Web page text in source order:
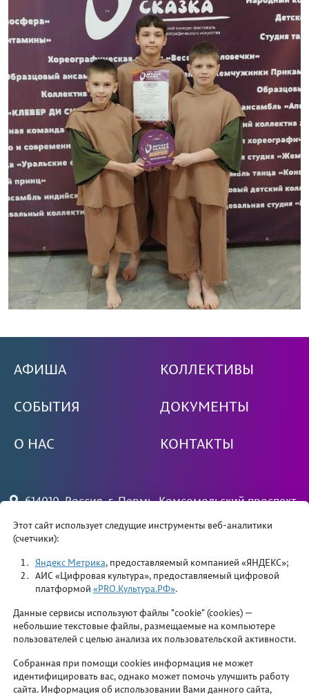
Этот сайт использует следущие инструменты веб-аналитики
(счетчики):
Яндекс Метрика, предоставляемый компанией «ЯНДЕКС»;
АИС «Цифровая культура», предоставляемый цифровой
платформой «PRO.Культура.РФ».
Данные сервисы используют файлы "cookie" (cookies) —
небольшие текстовые файлы, размещаемые на компьютере
пользователей с целью анализа их пользовательской активности.
Собранная при помощи cookies информация не может
идентифицировать вас, однако может помочь улучшить работу
сайта. Информация об использовании Вами данного сайта,
АФИША
СОБЫТИЯ
О НАС
КОЛЛЕКТИВЫ
ДОКУМЕНТЫ
КОНТАКТЫ
614010, Россия, г. Пермь, Комсомольский проспект,
+7 (342) 244 34 81 — вахта
priemdk@yandex.ru
Департамент культуры и молодежной политики
администрации города Перми